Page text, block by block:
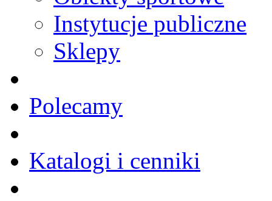
Instytucje publiczne
Sklepy
Polecamy
Katalogi i cenniki